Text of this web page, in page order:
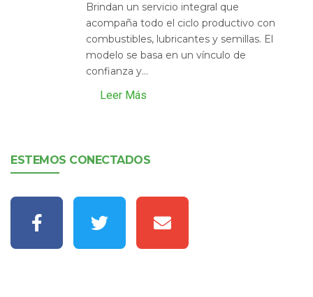
Brindan un servicio integral que
acompaña todo el ciclo productivo con
combustibles, lubricantes y semillas. El
modelo se basa en un vínculo de
confianza y...
Leer Más
ESTEMOS CONECTADOS